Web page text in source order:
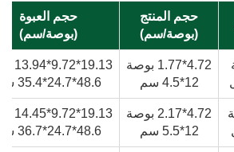
حجم المنتج
(بوصة/سم)
حجم العبوة
(بوصة/سم)
4.72*1.77 بوصة
12*4.5 سم
19.13*9.72*13.94 بوصة
48.6*24.7*35.4 سم
4.72*2.17 بوصة
12*5.5 سم
19.13*9.72*14.45 بوصة
48.6*24.7*36.7 سم